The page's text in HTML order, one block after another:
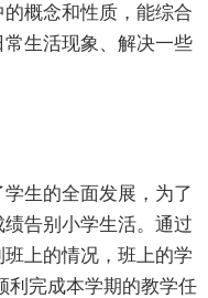
概念和性质，能综合
生活现象、解决一些
生的全面发展，为了
告别小学生活。通过
上的情况，班上的学
利完成本学期的教学任